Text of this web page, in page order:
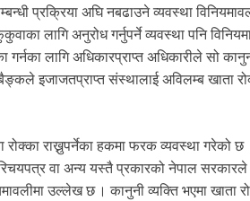
प्रक्रिया अघि नबढाउने व्यवस्था
लागि अनुरोध गर्नुपर्ने व्यवस्था पनि
लागि अधिकारप्राप्त अधिकारीले सो
इजाजतप्राप्त संस्थालाई अविलम्ब खाता
राख्नुपर्नेका हकमा फरक व्यवस्था गरेको छ
वा अन्य यस्तै प्रकारको नेपाल सरकारले
उल्लेख छ । कानुनी व्यक्ति भएमा खाता